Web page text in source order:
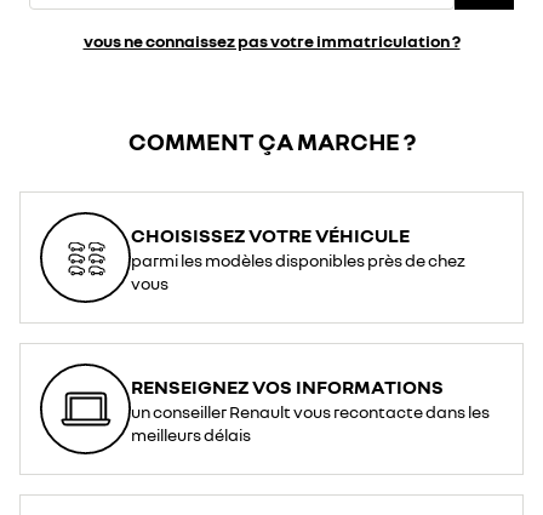
vous ne connaissez pas votre immatriculation ?
COMMENT ÇA MARCHE ?
CHOISISSEZ VOTRE VÉHICULE
parmi les modèles disponibles près de chez
vous
RENSEIGNEZ VOS INFORMATIONS
un conseiller Renault vous recontacte dans les
meilleurs délais